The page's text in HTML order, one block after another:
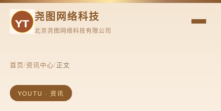
尧图网络科技
北京尧图网络科技有限公司
首页/资讯中心/正文
YOUTU · 资讯